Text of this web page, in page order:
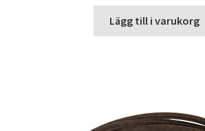
Lägg till i varukorg